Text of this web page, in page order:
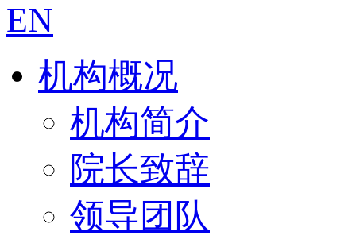
EN
机构概况
机构简介
院长致辞
领导团队